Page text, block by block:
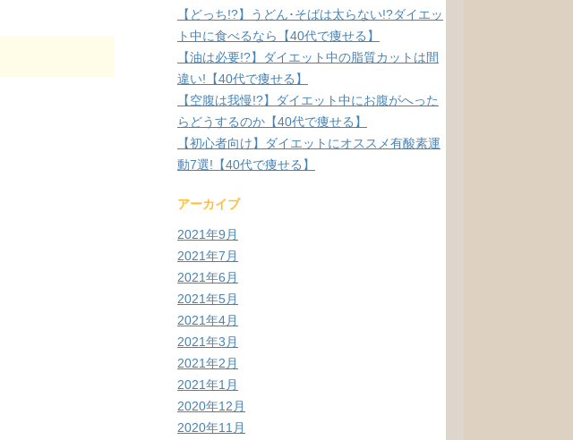
【どっち!?】うどん･そばは太らない!?ダイエッ
ト中に食べるなら【40代で痩せる】
【油は必要!?】ダイエット中の脂質カットは間
違い!【40代で痩せる】
【空腹は我慢!?】ダイエット中にお腹がへった
らどうするのか【40代で痩せる】
【初心者向け】ダイエットにオススメ有酸素運
動7選!【40代で痩せる】
アーカイブ
2021年9月
2021年7月
2021年6月
2021年5月
2021年4月
2021年3月
2021年2月
2021年1月
2020年12月
2020年11月